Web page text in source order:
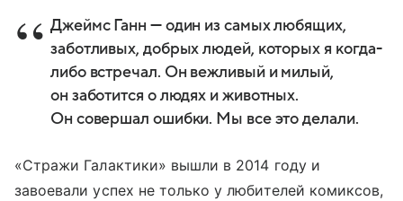
Джеймс Ганн — один из самых любящих,
заботливых, добрых людей, которых я когда-
либо встречал. Он вежливый и милый,
он заботится о людях и животных.
Он совершал ошибки. Мы все это делали.
«Стражи Галактики» вышли в 2014 году и
завоевали успех не только у любителей комиксов,